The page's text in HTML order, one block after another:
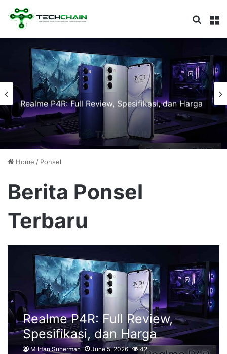
Realme P4R: Full Review, Spesifikasi, dan Harga
Home / Ponsel
Berita Ponsel
Terbaru
Realme P4R: Full Review,
Spesifikasi, dan Harga
M Irfan Suherman June 5, 2026 42